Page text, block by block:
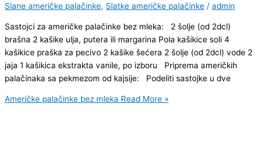
Slane američke palačinke, Slatke američke palačinke / admin
Sastojci za američke palačinke bez mleka: 2 šolje (od 2dcl)
brašna 2 kašike ulja, putera ili margarina Pola kašikice soli 4
kašikice praška za pecivo 2 kašike šećera 2 šolje (od 2dcl) vode 2
jaja 1 kašikica ekstrakta vanile, po izboru Priprema američkih
palačinaka sa pekmezom od kajsije: Podeliti sastojke u dve
Američke palačinke bez mleka Read More »